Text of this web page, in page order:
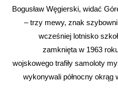
Bogusław Węgierski, widać
– trzy mewy, znak
wcześniej lotnisko
zamknięta w 1963
wojskowego trafiły samoloty
wykonywali północny okrąg